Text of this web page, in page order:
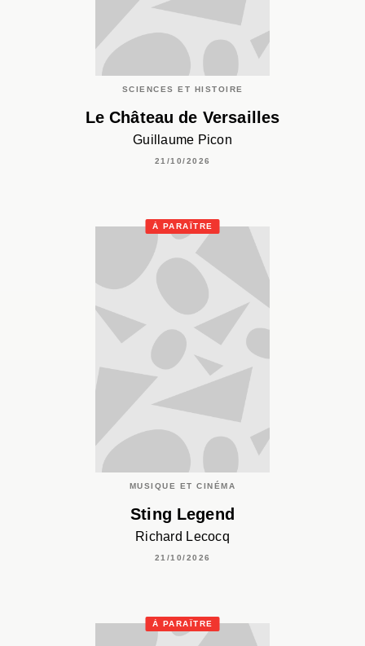
SCIENCES ET HISTOIRE
Le Château de Versailles
Guillaume Picon
21/10/2026
À PARAÎTRE
MUSIQUE ET CINÉMA
Sting Legend
Richard Lecocq
21/10/2026
À PARAÎTRE